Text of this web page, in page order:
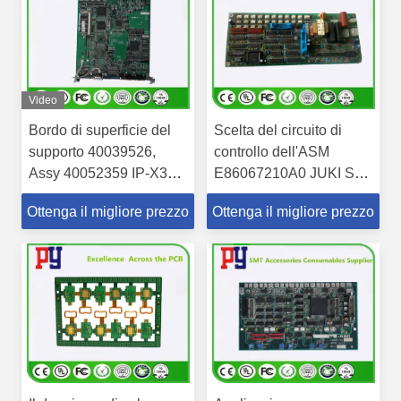
Video
Bordo di superficie del
supporto 40039526,
Assy 40052359 IP-X3R
del circuito di controllo
Ottenga il migliore prezzo
Scelta del circuito di
controllo dell'ASM
E86067210A0 JUKI Smt
ed attrezzatura adatte
KE740/730 del posto
Ottenga il migliore prezzo